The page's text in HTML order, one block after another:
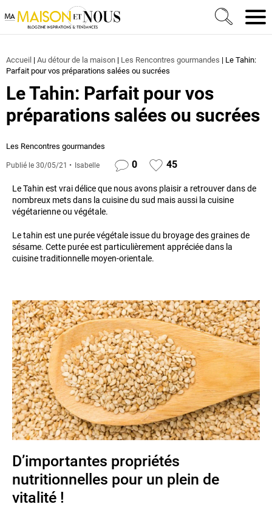
Ma Maison et Nous Construction, rénovation &
Accueil | Au détour de la maison | Les Rencontres gourmandes | Le Tahin:
Parfait pour vos préparations salées ou sucrées
Le Tahin: Parfait pour vos
préparations salées ou sucrées
Les Rencontres gourmandes
Publié le 30/05/21 Isabelle 0 45
Le Tahin est vrai délice que nous avons plaisir a retrouver dans de
nombreux mets dans la cuisine du sud mais aussi la cuisine
végétarienne ou végétale.
Le tahin est une purée végétale issue du broyage des graines de
sésame. Cette purée est particulièrement appréciée dans la
cuisine traditionnelle moyen-orientale.
D’importantes propriétés
nutritionnelles pour un plein de
vitalité !